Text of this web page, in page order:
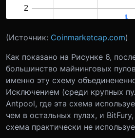
(Источник: Coinmarketcap.com)
Как показано на Рисунке 6,
большинство майнинговых
именно эту схему
Исключением (среди крупных
Antpool, где эта схема
чем в остальных пулах, и
схема практически не